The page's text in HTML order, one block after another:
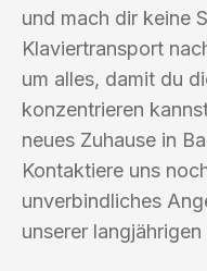
und mach dir keine
Klaviertransport
um alles, damit du
konzentrieren
neues Zuhause in
Kontaktiere uns
unverbindliches
unserer